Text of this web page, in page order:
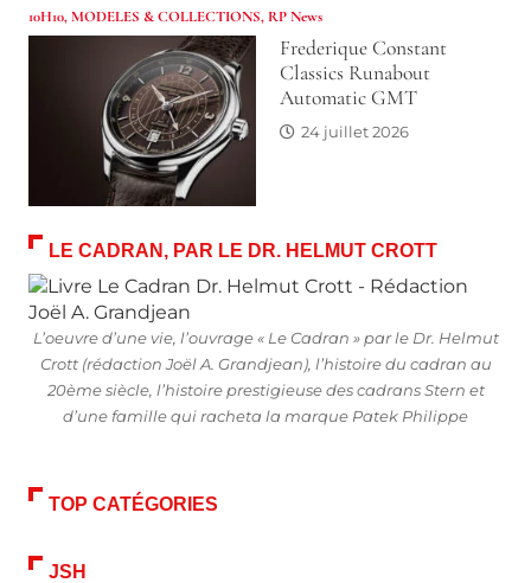
10H10,MODELES & COLLECTIONS, RP News
Frederique Constant
Classics Runabout
Automatic GMT
24 juillet 2026
LE CADRAN, PAR LE DR. HELMUT CROTT
L’oeuvre d’une vie, l’ouvrage « Le Cadran » par le Dr. Helmut
Crott (rédaction Joël A. Grandjean), l’histoire du cadran au
20ème siècle, l’histoire prestigieuse des cadrans Stern et
d’une famille qui racheta la marque Patek Philippe
TOP CATÉGORIES
JSH